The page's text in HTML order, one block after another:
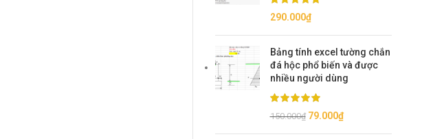
290.000₫
Bảng tính excel tường chắn
đá hộc phổ biến và được
nhiều người dùng
150.000₫ Giá
79.000₫Giá